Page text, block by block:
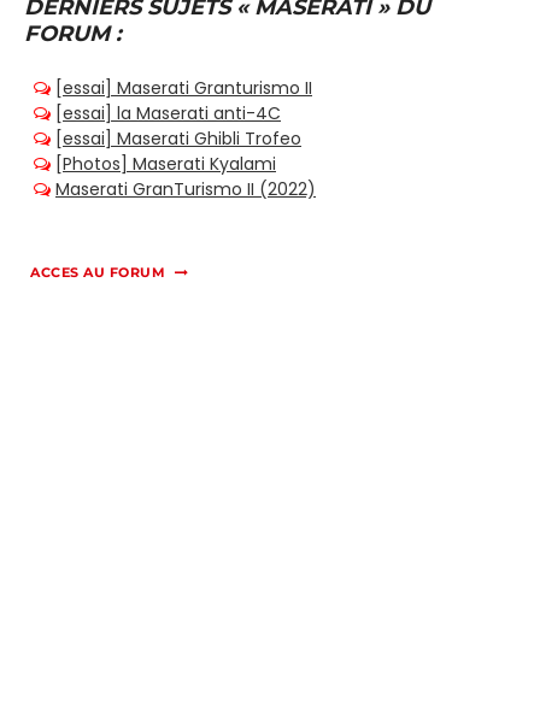
DERNIERS SUJETS « MASERATI » DU
FORUM :
ACCES AU FORUM